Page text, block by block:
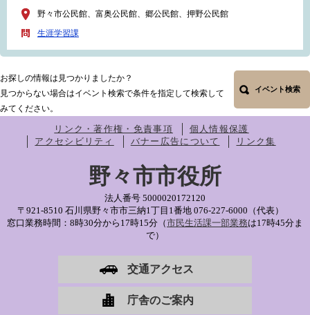
野々市公民館、富奥公民館、郷公民館、押野公民館
生涯学習課
お探しの情報は見つかりましたか？
見つからない場合はイベント検索で条件を指定して検索して
みてください。
イベント検索
リンク・著作権・免責事項
個人情報保護
アクセシビリティ
バナー広告について リンク集
野々市市役所
法人番号 5000020172120
〒921-8510 石川県野々市市三納1丁目1番地 076-227-6000（代表）
窓口業務時間：8時30分から17時15分（市民生活課一部業務は17時45分ま
で）
交通アクセス
庁舎のご案内